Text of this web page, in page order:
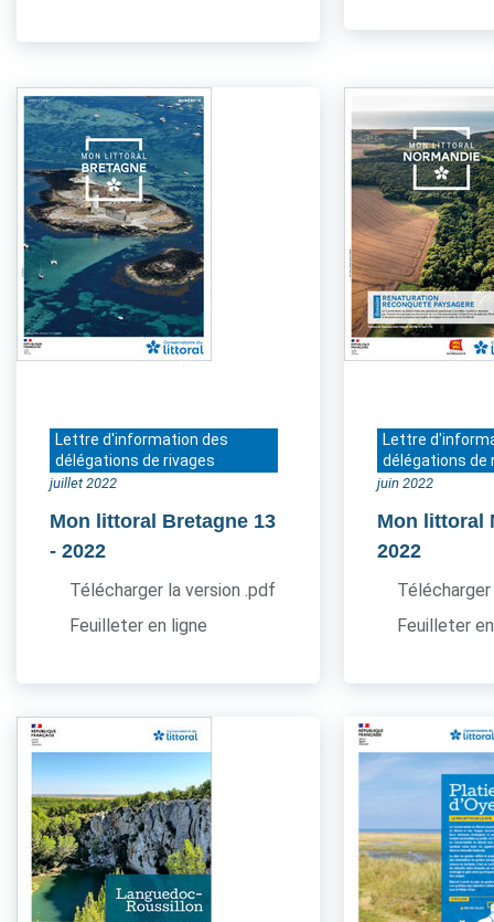
Lettre d'information des
délégations de rivages
juillet 2022
Mon littoral Bretagne 13
- 2022
Télécharger la version .pdf
Feuilleter en ligne
Lettre
délégations de
juin 2022
Mon littoral
2022
Feuilleter